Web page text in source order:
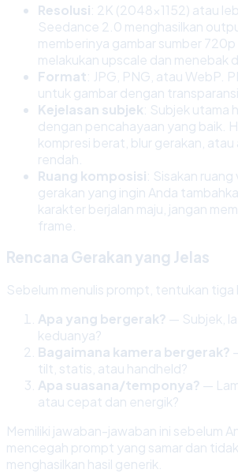
Resolusi: 2K (2048x1152) atau
Seedance 2.0 menghasilkan
memberinya gambar sumber 720p
melakukan upscale dan menebak
Format: JPG, PNG, atau WebP.
untuk gambar dengan
Kejelasan subjek: Subjek utama
dengan pencahayaan yang baik.
kompresi berat, blur gerakan,
rendah.
Ruang komposisi: Sisakan ruang
gerakan yang ingin Anda
karakter berjalan maju, jangan
frame.
Rencana Gerakan yang Jelas
Sebelum menulis prompt, tentukan tiga
Apa yang bergerak? — Subjek,
keduanya?
Bagaimana kamera bergerak?
tilt, statis, atau handheld?
Apa suasana/temponya? —
atau cepat dan energik?
Memiliki jawaban-jawaban ini sebelum
mencegah prompt yang samar dan
menghasilkan hasil generik.